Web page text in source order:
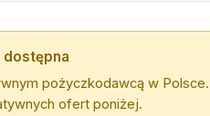
dostępna
pożyczkodawcą w
ofert poniżej.